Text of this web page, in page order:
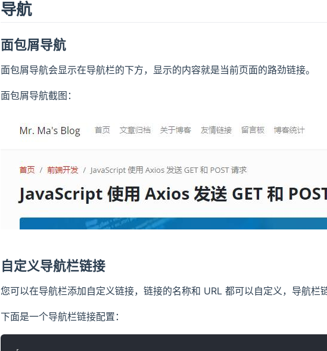
导航
面包屑导航
面包屑导航会显示在导航栏的下方，显示的内容就是当前页面的路劲链接。
面包屑导航截图：
自定义导航栏链接
您可以在导航栏添加自定义链接，链接的名称和 URL 都可以自定义，导航栏
下面是一个导航栏链接配置：